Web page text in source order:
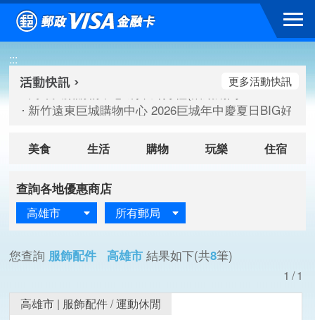
跳到主要內容區塊
:::
高雄大樂購物中心 刷卡郵好禮(活動期間：115/08/07-
臺北三創生活 有點東西第2波 刷卡郵好禮(活動期間：
高雄大樂購物中心 刷卡郵好禮(活動期間：115/08/07-
新竹遠東巨城購物中心 2026巨城年中慶夏日BIG好刷(
更多活動快訊
美食 生活 購物 玩樂 住宿
查詢各地優惠商店
高雄市 所有郵局
您查詢 服飾配件 高雄市 結果如下(共8筆)
1/1
高雄市 | 服飾配件/運動休閒